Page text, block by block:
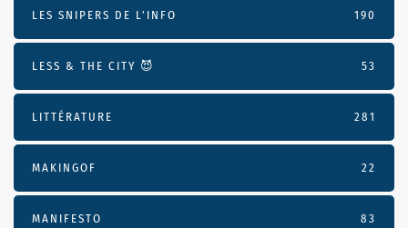
LES SNIPERS DE L’INFO 190
LESS & THE CITY 😈 53
LITTÉRATURE 281
MAKINGOF 22
MANIFESTO 83